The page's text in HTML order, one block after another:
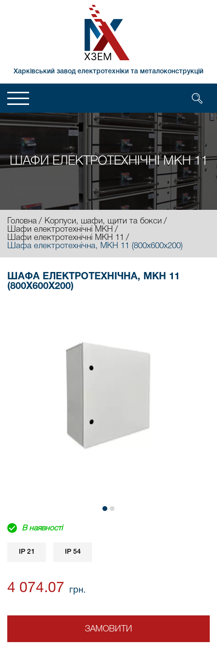
Харківський завод електротехніки та металоконструкцій
ШАФИ ЕЛЕКТРОТЕХНІЧНІ МКН 11
Головна
Корпуси, шафи, щити та бокси
Шафи електротехнічні МКН
Шафи електротехнічні МКН 11
Шафа електротехнічна, МКН 11 (800х600х200)
ШАФА ЕЛЕКТРОТЕХНІЧНА, МКН 11
(800Х600Х200)
В наявності
IP 21 IP 54
4 074.07 грн.
ЗАМОВИТИ